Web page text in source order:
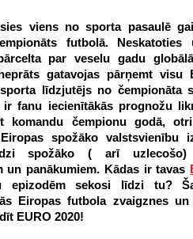
viens no sporta pasaulē
futbolā.
par veselu gadu
gatavojas pārņemt visu
līdzjutējs no čempionāta
fanu iecienītākās prognožu
komandu čempionu godā,
spožāko valstsvienību
spožāko ( arī uzlecošo)
un panākumiem. Kādas ir tavas
epizodēm sekosi līdzi tu?
Eiropas futbola zvaigznes
EURO 2020!